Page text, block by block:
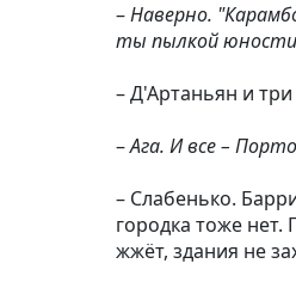
–Наверно.
ты пылкой
– Д'Артаньян и
–Ага. И все –
– Слабенько.
городка тоже
жжёт, здания не